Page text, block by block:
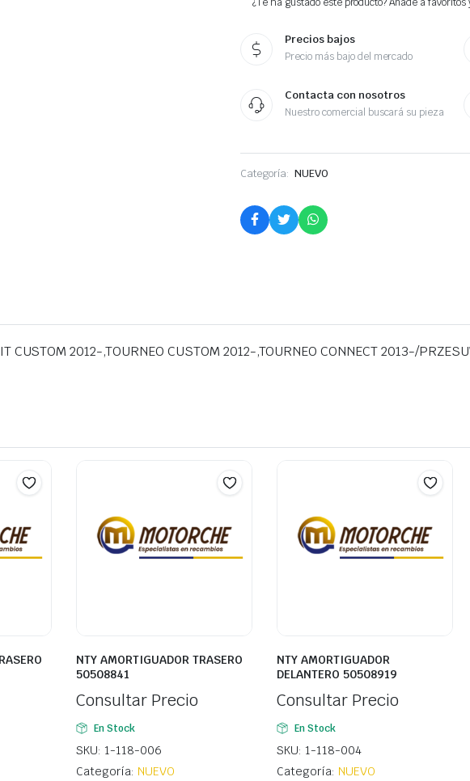
BK21-
cantidad
Precios bajos
Precio más bajo del mercado
Contacta con nosotros
Nuestro comercial buscará su pieza
Categoría: NUEVO
CUSTOM 2012-,TOURNEO CUSTOM 2012-,TOURNEO CONNECT 2013-/
NTY AMORTIGUADOR TRASERO
50508841
Consultar Precio
En Stock
SKU: 1-118-006
Categoría: NUEVO
NTY AMORTIGUADOR
DELANTERO 50508919
Consultar Precio
En Stock
SKU: 1-118-004
Categoría: NUEVO